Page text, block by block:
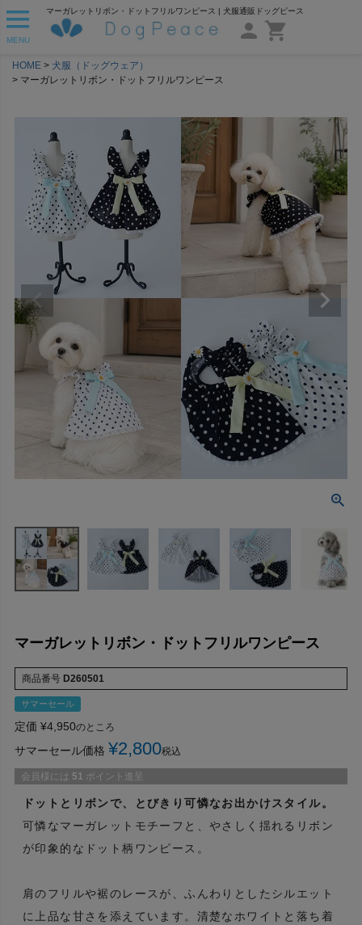
MENU
マーガレットリボン・ドットフリルワンピース | 犬服通販ドッグピース
HOME
犬服（ドッグウェア）
マーガレットリボン・ドットフリルワンピース
マーガレットリボン・ドットフリルワンピース
商品番号 D260501
サマーセール
定価 ¥4,950のところ
サマーセール価格 ¥2,800税込
会員様には 51 ポイント進呈
ドットとリボンで、とびきり可憐なお出かけスタイル。
可憐なマーガレットモチーフと、やさしく揺れるリボン
が印象的なドット柄ワンピース。
肩のフリルや裾のレースが、ふんわりとしたシルエット
に上品な甘さを添えています。清楚なホワイトと落ち着